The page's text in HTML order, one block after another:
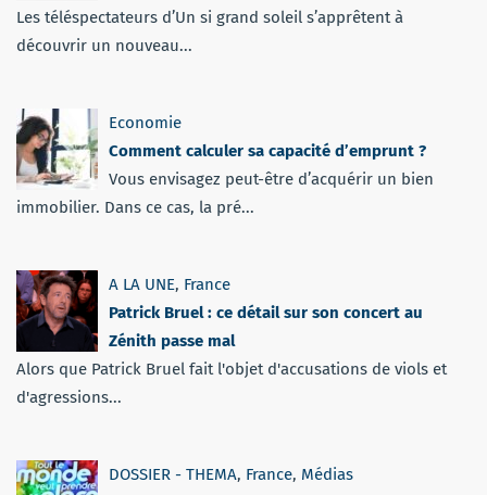
Les téléspectateurs d’Un si grand soleil s’apprêtent à
découvrir un nouveau...
Economie
Comment calculer sa capacité d’emprunt ?
Vous envisagez peut-être d’acquérir un bien
immobilier. Dans ce cas, la pré...
A LA UNE, France
Patrick Bruel : ce détail sur son concert au
Zénith passe mal
Alors que Patrick Bruel fait l'objet d'accusations de viols et
d'agressions...
DOSSIER - THEMA, France, Médias